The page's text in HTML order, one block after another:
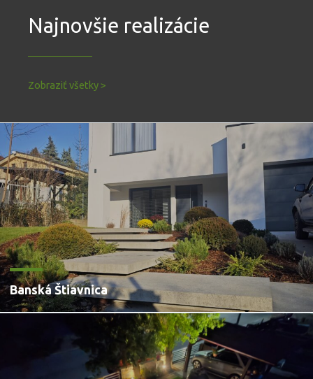
Najnovšie realizácie
Zobraziť všetky >
Banská Štiavnica